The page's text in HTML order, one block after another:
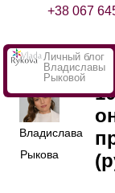
+38 067
Личный блог
Владиславы
Рыковой
Владислава
Рыкова